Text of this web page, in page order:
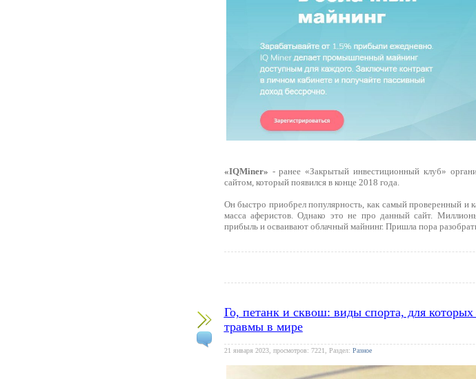
«IQMiner» - ранее «Закрытый инвестиционный клуб»
сайтом, который появился в конце 2018 года.
Он быстро приобрел популярность, как самый проверенный и
масса аферистов. Однако это не про данный сайт.
прибыль и осваивают облачный майнинг. Пришла пора
Го, петанк и сквош: виды спорта, для
травмы в мире
21 января 2023, просмотров: 7221, Раздел: Разное